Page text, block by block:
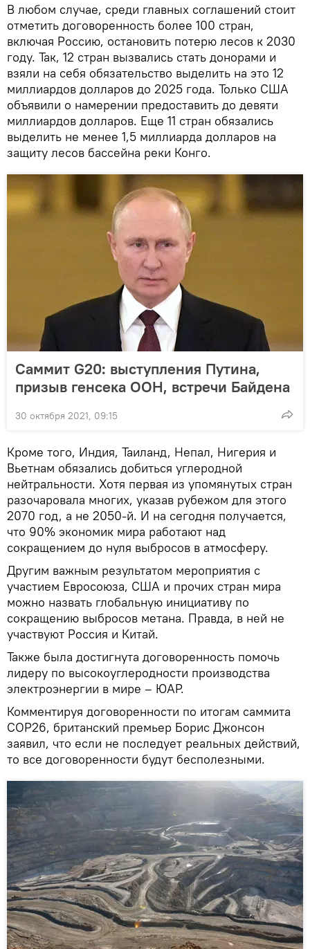
В любом случае, среди главных соглашений стоит
отметить договоренность более 100 стран,
включая Россию, остановить потерю лесов к 2030
году. Так, 12 стран вызвались стать донорами и
взяли на себя обязательство выделить на это 12
миллиардов долларов до 2025 года. Только США
объявили о намерении предоставить до девяти
миллиардов долларов. Еще 11 стран обязались
выделить не менее 1,5 миллиарда долларов на
защиту лесов бассейна реки Конго.
Саммит G20: выступления Путина,
призыв генсека ООН, встречи Байдена
30 октября 2021, 09:15
Кроме того, Индия, Таиланд, Непал, Нигерия и
Вьетнам обязались добиться углеродной
нейтральности. Хотя первая из упомянутых стран
разочаровала многих, указав рубежом для этого
2070 год, а не 2050-й. И на сегодня получается,
что 90% экономик мира работают над
сокращением до нуля выбросов в атмосферу.
Другим важным результатом мероприятия с
участием Евросоюза, США и прочих стран мира
можно назвать глобальную инициативу по
сокращению выбросов метана. Правда, в ней не
участвуют Россия и Китай.
Также была достигнута договоренность помочь
лидеру по высокоуглеродности производства
электроэнергии в мире – ЮАР.
Комментируя договоренности по итогам саммита
СОР26, британский премьер Борис Джонсон
заявил, что если не последует реальных действий,
то все договоренности будут бесполезными.